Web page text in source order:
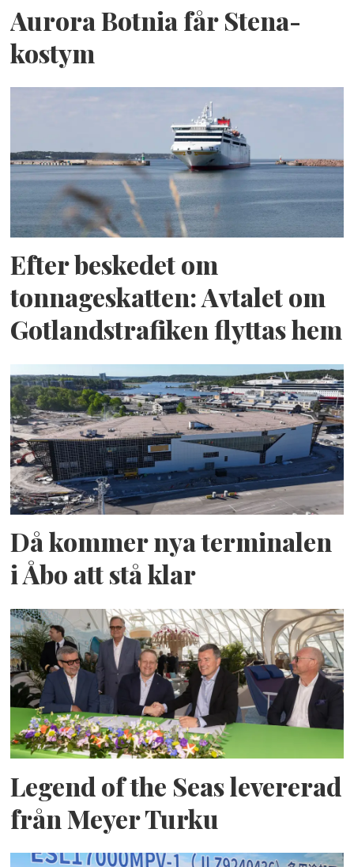
Aurora Botnia får Stena-
kostym
Efter beskedet om
tonnageskatten: Avtalet om
Gotlandstrafiken flyttas hem
Då kommer nya terminalen
i Åbo att stå klar
Legend of the Seas levererad
från Meyer Turku